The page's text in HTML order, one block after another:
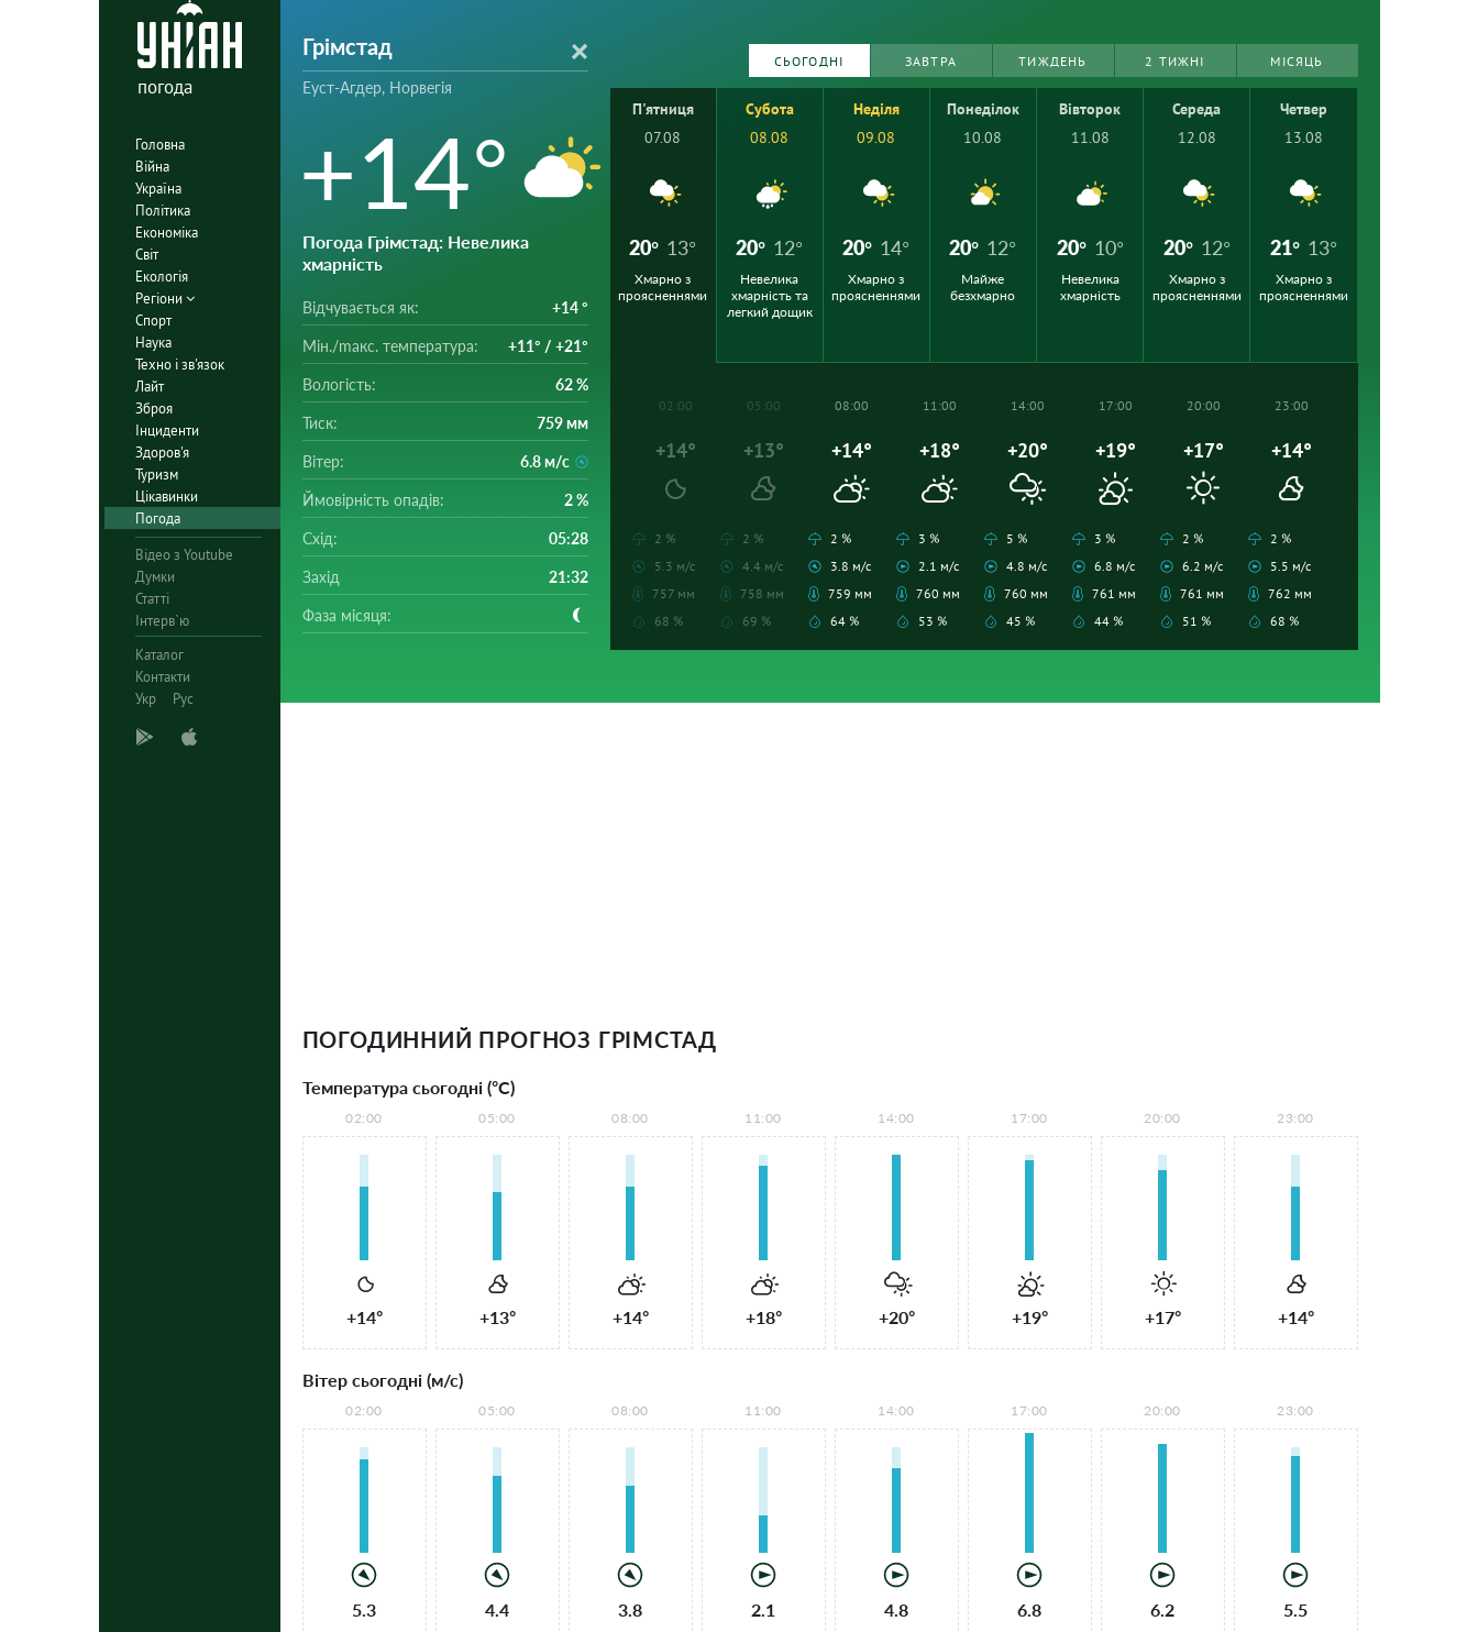
погода
Головна
Війна
Україна
Політика
Економіка
Світ
Екологія
Регіони
Спорт
Наука
Техно і зв'язок
Лайт
Зброя
Інциденти
Здоров'я
Туризм
Цікавинки
Погода
Відео з Youtube
Думки
Статті
Інтерв`ю
Каталог
Контакти
Укр
Рус
Грімстад
Еуст-Агдер, Норвегія
+14°
Погода Грімстад: Невелика
хмарність
Відчувається як: +14 °
Мін./mакс. температура: +11° / +21°
Вологість: 62 %
Тиск: 759 мм
Вітер: 6.8 м/с
Ймовірність опадів: 2 %
Схід: 05:28
Захід 21:32
Фаза місяця:
СЬОГОДНІ ЗАВТРА ТИЖДЕНЬ 2 ТИЖНІ МІСЯЦЬ
П'ятниця
07.08
20° 13°
Хмарно з
проясненнями
Субота
08.08
20° 12°
Невелика
хмарність та
легкий дощик
Неділя
09.08
20° 14°
Хмарно з
проясненнями
Понеділок
10.08
20° 12°
Майже
безхмарно
Вівторок
11.08
20° 10°
Невелика
хмарність
Середа
12.08
20° 12°
Хмарно з
проясненнями
Четвер
13.08
21° 13°
Хмарно з
проясненнями
02:00
+14°
2 %
5.3 м/с
757 мм
68 %
05:00
+13°
2 %
4.4 м/с
758 мм
69 %
08:00
+14°
2 %
3.8 м/с
759 мм
64 %
11:00
+18°
3 %
2.1 м/с
760 мм
53 %
14:00
+20°
5 %
4.8 м/с
760 мм
45 %
17:00
+19°
3 %
6.8 м/с
761 мм
44 %
20:00
+17°
2 %
6.2 м/с
761 мм
51 %
23:00
+14°
2 %
5.5 м/с
762 мм
68 %
ПОГОДИННИЙ ПРОГНОЗ ГРІМСТАД
Температура сьогодні (°С)
02:00
+14°
05:00
+13°
08:00
+14°
11:00
+18°
14:00
+20°
17:00
+19°
20:00
+17°
23:00
+14°
Вітер сьогодні (м/с)
02:00
5.3
05:00
4.4
08:00
3.8
11:00
2.1
14:00
4.8
17:00
6.8
20:00
6.2
23:00
5.5